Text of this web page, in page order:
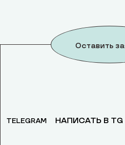
Оставить
TELEGRAM НАПИСАТЬ В TG